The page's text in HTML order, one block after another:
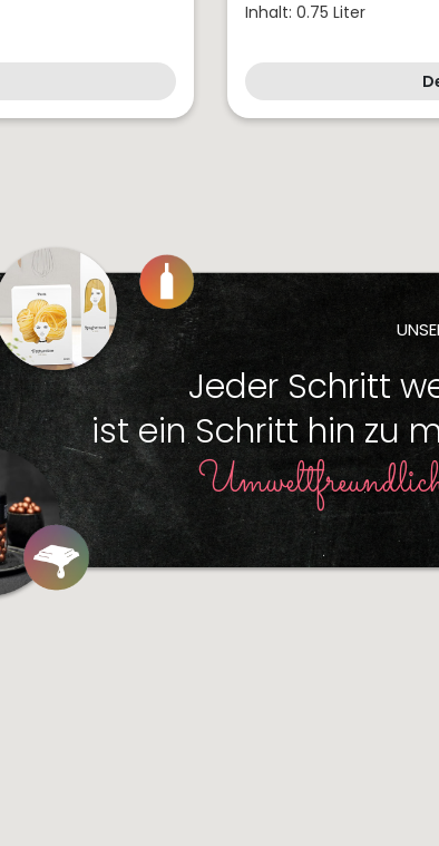
Inhalt: 0.75 Liter
Jeder Schritt
ist ein Schritt hin zu